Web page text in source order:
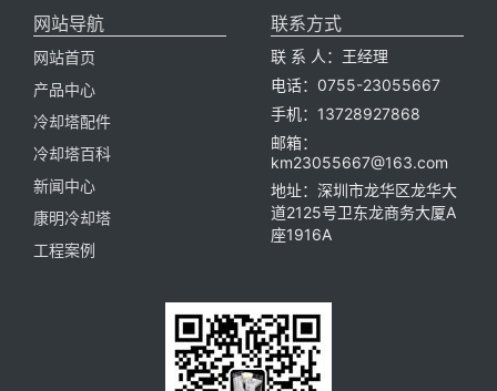
网站导航
网站首页
产品中心
冷却塔配件
冷却塔百科
新闻中心
康明冷却塔
工程案例
联系方式
联 系 人：王经理
电话：0755-23055667
手机：13728927868
邮箱：
km23055667@163.com
地址：深圳市龙华区龙华大
道2125号卫东龙商务大厦A
座1916A